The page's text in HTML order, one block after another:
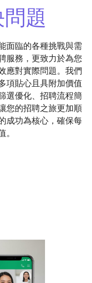
題
面臨的各種挑戰與需
服務，更致力於為您
應對實際問題。我們
項貼心且具附加價值
選優化、招聘流程簡
您的招聘之旅更加順
成功為核心，確保每
。